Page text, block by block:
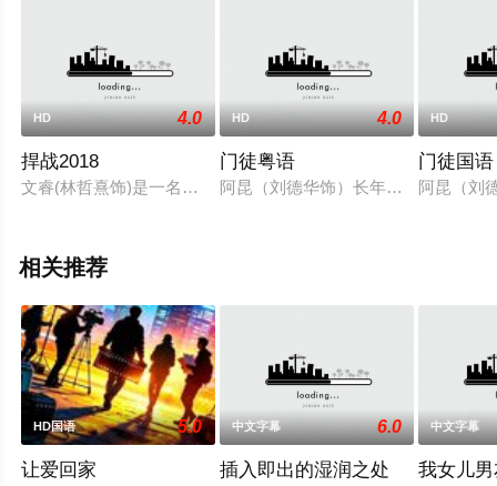
剧情网等平台了解。
HD 4.0
捍战2018
文睿(林哲熹饰)是一名前途似锦的职业篮球选手，因丑闻事件被
HD 4.0
门徒粤语
阿昆（刘德华饰）长年垄断了海洛因
HD
门徒国语
阿昆（刘
相关推荐
HD国语 5.0
让爱回家
中文字幕 6.0
插入即出的湿润之处
中文字幕
我女儿